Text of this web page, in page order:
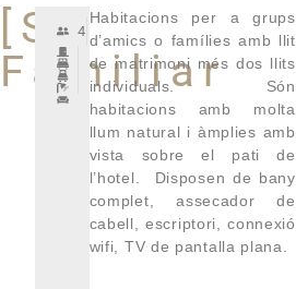
[S]
Familiar
4
Habitacions per a grups
d’amics o famílies amb llit
de matrimoni més dos llits
individuals. Són
habitacions amb molta
llum natural i àmplies amb
vista sobre el pati de
l’hotel. Disposen de bany
complet, assecador de
cabell, escriptori, connexió
wifi, TV de pantalla plana.